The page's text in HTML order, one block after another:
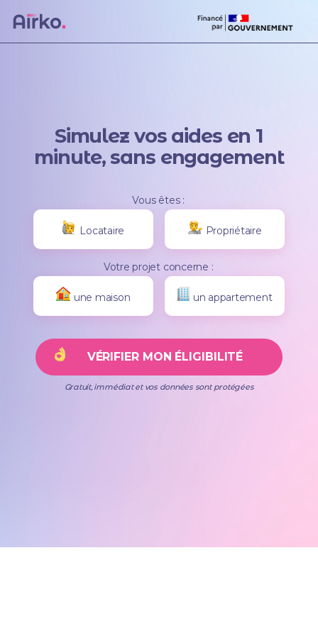
Simulez vos aides en 1
minute, sans engagement
Vous êtes :
Locataire Propriétaire
Votre projet concerne :
une maison un appartement
Gratuit, immédiat et vos données sont protégées